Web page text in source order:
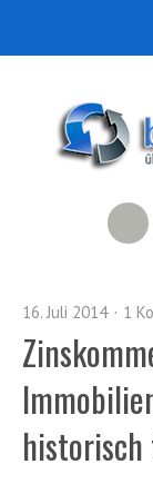
16. Juli 2014 1